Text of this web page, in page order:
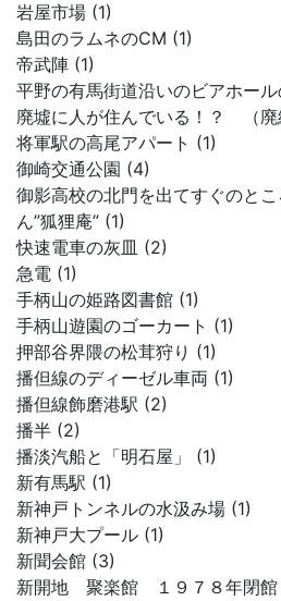
岩屋市場 (1)
島田のラムネのCM (1)
帝武陣 (1)
平野の有馬街道沿いのビアホー
廃墟に人が住んでいる！？ （
将軍駅の高尾アパート (1)
御崎交通公園 (4)
御影高校の北門を出てすぐのと
ん”狐狸庵” (1)
快速電車の灰皿 (2)
急電 (1)
手柄山の姫路図書館 (1)
手柄山遊園のゴーカート (1)
押部谷界隈の松茸狩り (1)
播但線のディーゼル車両 (1)
播但線飾磨港駅 (2)
播半 (2)
播淡汽船と「明石屋」 (1)
新有馬駅 (1)
新神戸トンネルの水汲み場 (1)
新神戸大プール (1)
新聞会館 (3)
新開地 聚楽館 １９７８年閉館